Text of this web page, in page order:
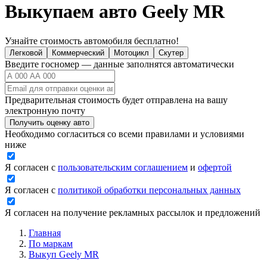
Выкупаем авто Geely MR
Узнайте стоимость автомобиля бесплатно!
Легковой Коммерческий Мотоцикл Скутер
Введите госномер — данные заполнятся автоматически
Предварительная стоимость будет отправлена на вашу
электронную почту
Получить оценку авто
Необходимо согласиться со всеми правилами и условиями
ниже
Я согласен с пользовательским соглашением и офертой
Я согласен с политикой обработки персональных данных
Я согласен на получение рекламных рассылок и предложений
Главная
По маркам
Выкуп Geely MR